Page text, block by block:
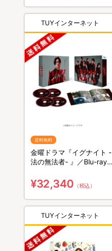
TUYインターネット
送料無料
金曜ドラマ『イグナイト -
法の無法者- 』／Blu-ray
¥32,340 （税込）
TUYインターネット